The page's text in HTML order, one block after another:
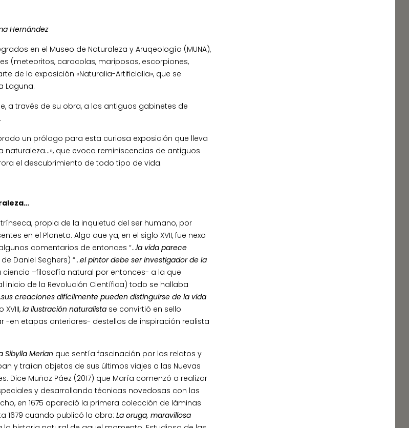
Hernández
en el Museo de Naturaleza y Aruqeología (MUNA),
(meteoritos, caracolas, mariposas, escorpiones,
de la exposición «Naturalia-Artificialia», que se
Laguna.
a través de su obra, a los antiguos gabinetes de
un prólogo para esta curiosa exposición que lleva
naturaleza…», que evoca reminiscencias de antiguos
el descubrimiento de todo tipo de vida.
propia de la inquietud del ser humano, por
en el Planeta. Algo que ya, en el siglo XVII, fue nexo
comentarios de entonces “…la vida parece
Daniel Seghers) “…el pintor debe ser investigador de la
–filosofía natural por entonces- a la que
inicio de la Revolución Científica) todo se hallaba
sus creaciones difícilmente pueden distinguirse de la vida
XVIII,la ilustración naturalista se convirtió en sello
-en etapas anteriores- destellos de inspiración realista
Sibylla Merian que sentía fascinación por los relatos y
y traían objetos de sus últimos viajes a las Nuevas
Dice Muñoz Páez (2017) que María comenzó a realizar
y desarrollando técnicas novedosas con las
en 1675 apareció la primera colección de láminas
1679 cuando publicó la obra:La oruga, maravillosa